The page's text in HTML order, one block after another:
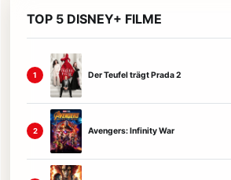
TOP 5 DISNEY+ FILME
1 Der Teufel trägt Prada 2
2 Avengers: Infinity War